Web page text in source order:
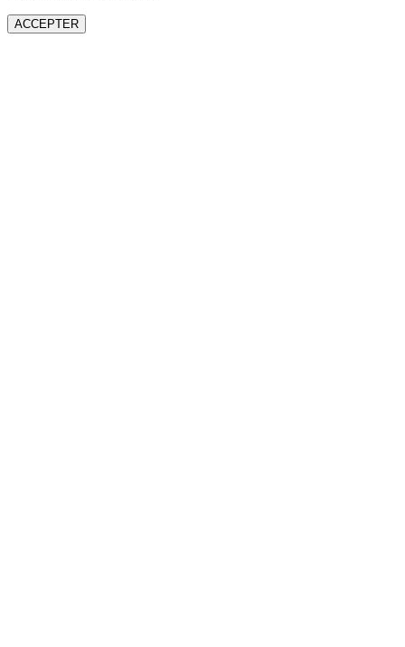
ACCEPTER